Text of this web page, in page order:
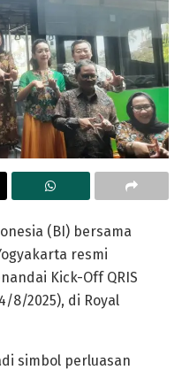
(BI) bersama
resmi
Kick-Off QRIS
8/2025), di Royal
simbol perluasan